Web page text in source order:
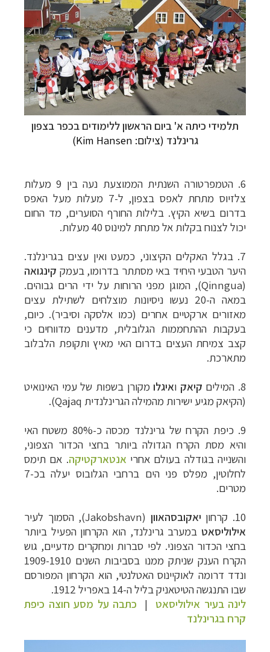
תלמידי כיתה א' ביום הראשון ללימודים בכפר בצפון
גרינלנד (צילום: Kim Hansen
)
6.
הטמפרטורה השנתית הממוצעת נעה בין 9 מעלות
צלזיוס מתחת לאפס בצפון, ל-7 מעלות מעל האפס
בדרום בשיא הקיץ. בלילות החורף הסוערים, מד החום
יכול לצנוח בקלות אל מתחת למינוס 40 מעלות.
7. בגלל האקלים הקיצוני, כמעט ואין עצים בגרינלנד.
היער הטבעי היחיד באי מסתתר בדרומו, בעמק קינגואה
(
Qinngua), המוגן מפני הרוחות על ידי הרים גבוהים.
במאה ה-20 נעשו ניסיונות מוצלחים לשתילת עצים
מאזורים ארקטיים אחרים (כמו אלסקה וסיביר). כיום,
בעקבות ההתחממות הגלובלית, מדענים מדווחים כי
קצב צמיחת העצים בדרום האי מאיץ ותקופת הלבלוב
מתארכת.
8. המילים קיאק ואיגלומקורן בשפות של עמי האינואיט
(הקיאק מגיע ישירות מהמילה הגרינלנדית Qajaq
).
9. כיפת הקרח של גרינלנד מכסה כ-80% משטח האי
והיא מסת הקרח הגדולה ביותר בחצי הכדור הצפוני,
והשנייה בגודלה בעולם אחרי אנטארקטיקה. אם תימס
לחלוטין,
מפלס פני הים ברחבי הגלובוס יעלה בכ-7
מטרים.
10. קרחון
יאקובסהאוון (
Jakobshavn), הסמוך לעיר
אילוליסאט במערב גרינלנד, הוא הקרחון הפעיל ביותר
בחצי הכדור הצפוני. לפי סברות ומחקרים מדעיים, גוש
הקרח הענק שניתק ממנו בסביבות השנים 1909-1910
ונדד דרומה לאוקיינוס האטלנטי, הוא הקרחון המפורסם
שבו התנגשה הטיטאניק בליל ה-14 באפריל 1912.
לינה בעיר אילוליסאט |
כתבה על מסע חוצה כיפת
קרח בגרינלנד